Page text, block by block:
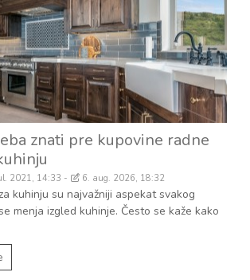
znati pre kupovine radne
2021, 14:33 6. aug. 2026, 18:32
kuhinju su najvažniji aspekat svakog
menja izgled kuhinje. Često se kaže kako